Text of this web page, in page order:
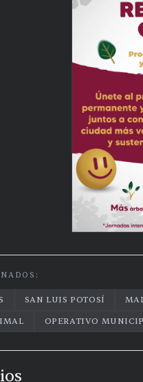
SAN LUIS POTOSÍ
OPERATIVO